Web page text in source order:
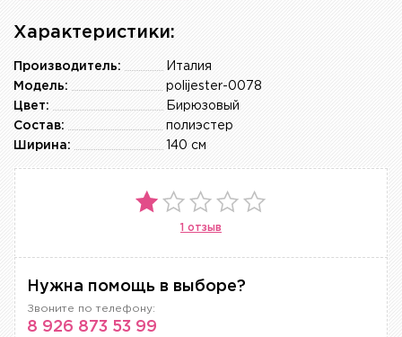
Характеристики:
Италия
Производитель:
polijester-0078
Модель:
Бирюзовый
Цвет:
полиэстер
Состав:
140 см
Ширина:
1 отзыв
Нужна помощь в выборе?
Звоните по телефону:
8 926 873 53 99